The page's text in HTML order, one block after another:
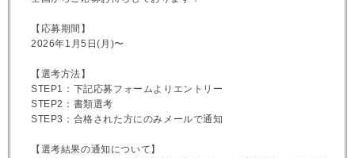
【応募期間】
2026年1月5日(月)〜
【選考方法】
STEP1：下記応募フォームよりエントリー
STEP2：書類選考
STEP3：合格された方にのみメールで通知
【選考結果の通知について】